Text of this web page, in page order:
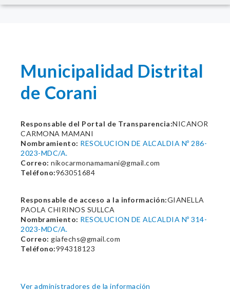
Municipalidad Distrital
de Corani
Responsable del Portal de Transparencia:NICANOR
CARMONA MAMANI
Nombramiento: RESOLUCION DE ALCALDIA Nº 286-
2023-MDC/A.
Correo: nikocarmonamamani@gmail.com
Teléfono:963051684
Responsable de acceso a la información:GIANELLA
PAOLA CHIRINOS SULLCA
Nombramiento: RESOLUCION DE ALCALDIA Nº 314-
2023-MDC/A.
Correo: giafechs@gmail.com
Teléfono:994318123
Ver administradores de la información